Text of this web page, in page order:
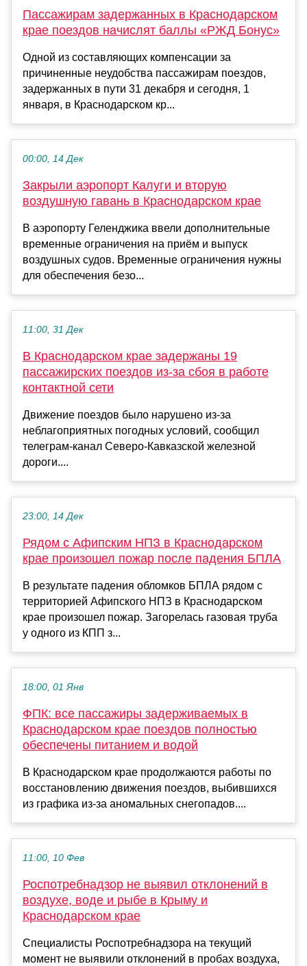
Пассажирам задержанных в Краснодарском
крае поездов начислят баллы «РЖД Бонус»
Одной из составляющих компенсации за
причиненные неудобства пассажирам поездов,
задержанных в пути 31 декабря и сегодня, 1
января, в Краснодарском кр...
00:00, 14 Дек
Закрыли аэропорт Калуги и вторую
воздушную гавань в Краснодарском крае
В аэропорту Геленджика ввели дополнительные
временные ограничения на приём и выпуск
воздушных судов. Временные ограничения нужны
для обеспечения безо...
11:00, 31 Дек
В Краснодарском крае задержаны 19
пассажирских поездов из-за сбоя в работе
контактной сети
Движение поездов было нарушено из-за
неблагоприятных погодных условий, сообщил
телеграм-канал Северо-Кавказской железной
дороги....
23:00, 14 Дек
Рядом с Афипским НПЗ в Краснодарском
крае произошел пожар после падения БПЛА
В результате падения обломков БПЛА рядом с
территорией Афипского НПЗ в Краснодарском
крае произошел пожар. Загорелась газовая труба
у одного из КПП з...
18:00, 01 Янв
ФПК: все пассажиры задерживаемых в
Краснодарском крае поездов полностью
обеспечены питанием и водой
В Краснодарском крае продолжаются работы по
восстановлению движения поездов, выбившихся
из графика из-за аномальных снегопадов....
11:00, 10 Фев
Роспотребнадзор не выявил отклонений в
воздухе, воде и рыбе в Крыму и
Краснодарском крае
Специалисты Роспотребнадзора на текущий
момент не выявили отклонений в пробах воздуха,